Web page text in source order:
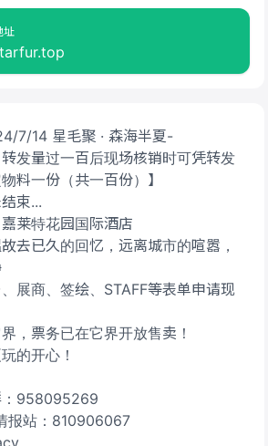
7/14 星毛聚 · 森海半夏-
转发量过一百后现场核销时可凭转发
料一份（共一百份）】
束...
嘉莱特花园国际酒店
故去已久的回忆，远离城市的喧嚣，
、展商、签绘、STAFF等表单申请现
，票务已在它界开放售卖！
的开心！
：958095269
报站：810906067
址